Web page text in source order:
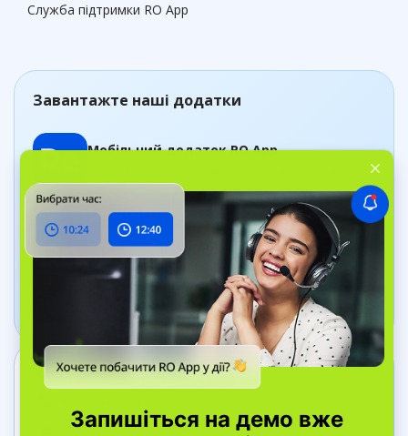
Служба підтримки RO App
Завантажте наші додатки
Мобільний додаток RO App
Додаток Дашборд
Відстежуйте стан бізнесу в реальному часі
Зв’яжіться з нами
вул. Bell Yard, 7, WC2A 2JR Лондон, Велика